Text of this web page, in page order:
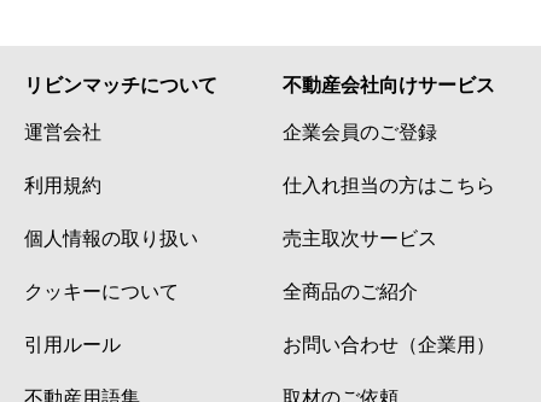
リビンマッチについて
運営会社
利用規約
個人情報の取り扱い
クッキーについて
引用ルール
不動産用語集
不動産会社向けサービス
企業会員のご登録
仕入れ担当の方はこちら
売主取次サービス
全商品のご紹介
お問い合わせ（企業用）
取材のご依頼